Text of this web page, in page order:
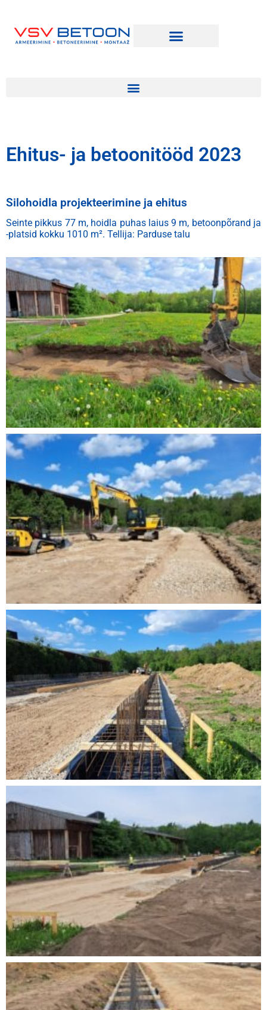
Ehitus- ja betoonitööd 2023
Silohoidla projekteerimine ja ehitus
Seinte pikkus 77 m, hoidla puhas laius 9 m, betoonpõrand ja
-platsid kokku 1010 m². Tellija: Parduse talu